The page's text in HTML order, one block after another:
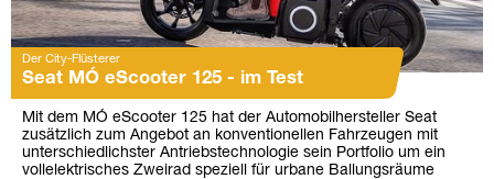
Der City-Flüsterer
Seat MÓ eScooter 125 - im Test
Mit dem MÓ eScooter 125 hat der Automobilhersteller Seat
zusätzlich zum Angebot an konventionellen Fahrzeugen mit
unterschiedlichster Antriebstechnologie sein Portfolio um ein
vollelektrisches Zweirad speziell für urbane Ballungsräume